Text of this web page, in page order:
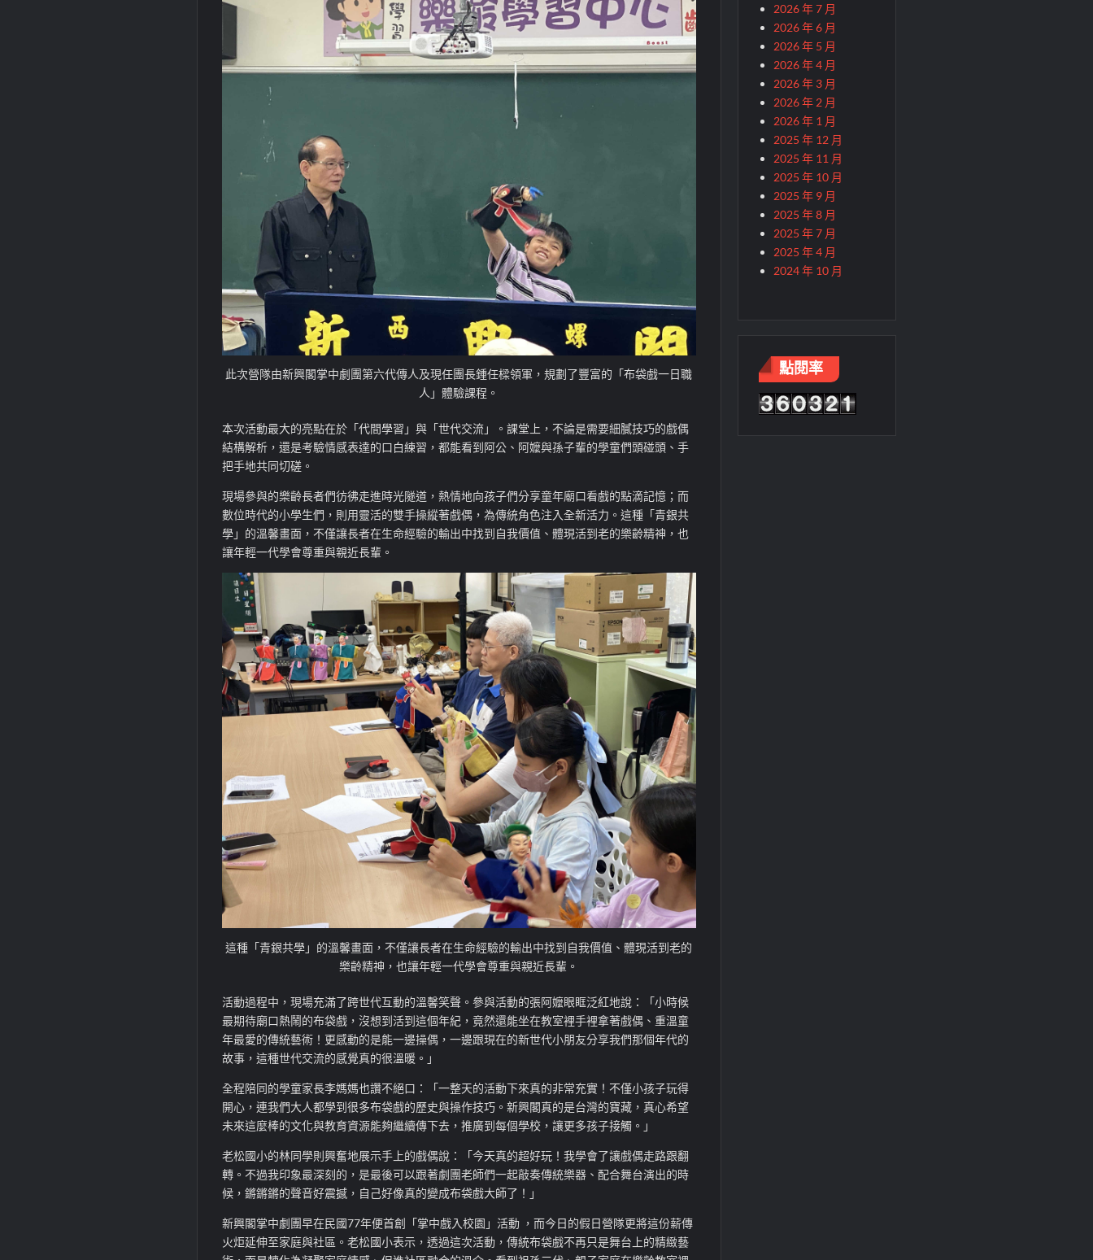
此次營隊由新興閣掌中劇團第六代傳人及現任團長鍾任樑領軍，規劃了豐富的「布袋戲一日職
人」體驗課程。
本次活動最大的亮點在於「代間學習」與「世代交流」。課堂上，不論是需要細膩技巧的戲偶
結構解析，還是考驗情感表達的口白練習，都能看到阿公、阿嬤與孫子輩的學童們頭碰頭、手
把手地共同切磋。
現場參與的樂齡長者們彷彿走進時光隧道，熱情地向孩子們分享童年廟口看戲的點滴記憶；而
數位時代的小學生們，則用靈活的雙手操縱著戲偶，為傳統角色注入全新活力。這種「青銀共
學」的溫馨畫面，不僅讓長者在生命經驗的輸出中找到自我價值、體現活到老的樂齡精神，也
讓年輕一代學會尊重與親近長輩。
這種「青銀共學」的溫馨畫面，不僅讓長者在生命經驗的輸出中找到自我價值、體現活到老的
樂齡精神，也讓年輕一代學會尊重與親近長輩。
活動過程中，現場充滿了跨世代互動的溫馨笑聲。參與活動的張阿嬤眼眶泛紅地說：「小時候
最期待廟口熱鬧的布袋戲，沒想到活到這個年紀，竟然還能坐在教室裡手裡拿著戲偶、重溫童
年最愛的傳統藝術！更感動的是能一邊操偶，一邊跟現在的新世代小朋友分享我們那個年代的
故事，這種世代交流的感覺真的很溫暖。」
全程陪同的學童家長李媽媽也讚不絕口：「一整天的活動下來真的非常充實！不僅小孩子玩得
開心，連我們大人都學到很多布袋戲的歷史與操作技巧。新興閣真的是台灣的寶藏，真心希望
未來這麼棒的文化與教育資源能夠繼續傳下去，推廣到每個學校，讓更多孩子接觸。」
老松國小的林同學則興奮地展示手上的戲偶說：「今天真的超好玩！我學會了讓戲偶走路跟翻
轉。不過我印象最深刻的，是最後可以跟著劇團老師們一起敲奏傳統樂器、配合舞台演出的時
候，鏘鏘鏘的聲音好震撼，自己好像真的變成布袋戲大師了！」
新興閣掌中劇團早在民國77年便首創「掌中戲入校園」活動 ，而今日的假日營隊更將這份薪傳
火炬延伸至家庭與社區。老松國小表示，透過這次活動，傳統布袋戲不再只是舞台上的精緻藝
2026 年 7 月
2026 年 6 月
2026 年 5 月
2026 年 4 月
2026 年 3 月
2026 年 2 月
2026 年 1 月
2025 年 12 月
2025 年 11 月
2025 年 10 月
2025 年 9 月
2025 年 8 月
2025 年 7 月
2025 年 4 月
2024 年 10 月
點閱率